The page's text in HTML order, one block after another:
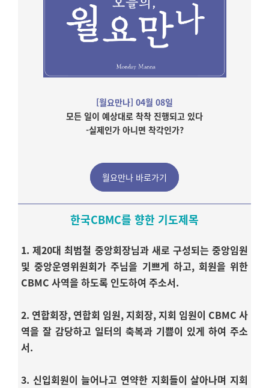
[월요만나] 04월 08일
모든 일이 예상대로 착착 진행되고 있다
-실제인가 아니면 착각인가?
월요만나 바로가기
한국CBMC를 향한 기도제목
1. 제20대 최범철 중앙회장님과 새로 구성되는 중앙임원
및 중앙운영위원회가 주님을 기쁘게 하고, 회원을 위한
CBMC 사역을 하도록 인도하여 주소서.
2. 연합회장, 연합회 임원, 지회장, 지회 임원이 CBMC 사
역을 잘 감당하고 일터의 축복과 기쁨이 있게 하여 주소
서.
3. 신입회원이 늘어나고 연약한 지회들이 살아나며 지회